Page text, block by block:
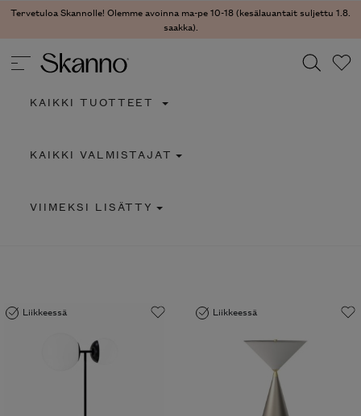
Tervetuloa Skannolle! Olemme avoinna ma-pe 10-18 (kesälauantait suljettu 1.8.
saakka).
Type 2 or more characters for results.
KAIKKI TUOTTEET
KAIKKI VALMISTAJAT
VIIMEKSI LISÄTTY
Liikkeessä Liikkeessä